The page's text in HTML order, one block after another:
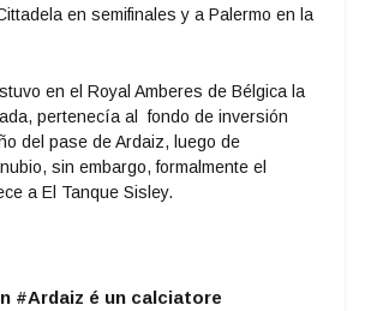
en semifinales y a Palermo en la
en el Royal Amberes de Bélgica la
pertenecía al fondo de inversión
del pase de Ardaiz, luego de
sin embargo, formalmente el
a El Tanque Sisley.
#Ardaiz é un calciatore